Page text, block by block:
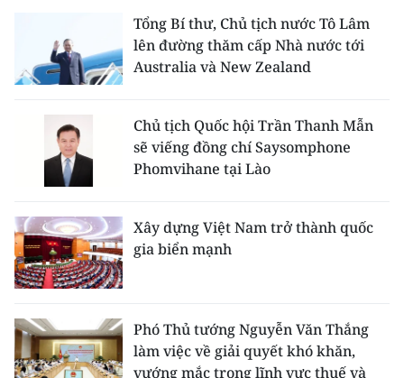
FRANÇAIS
РУССКИЙ
ESPAÑOL
Tổng Bí thư, Chủ tịch nước Tô Lâm
lên đường thăm cấp Nhà nước tới
Australia và New Zealand
Chủ tịch Quốc hội Trần Thanh Mẫn
sẽ viếng đồng chí Saysomphone
Phomvihane tại Lào
Xây dựng Việt Nam trở thành quốc
gia biển mạnh
Phó Thủ tướng Nguyễn Văn Thắng
làm việc về giải quyết khó khăn,
vướng mắc trong lĩnh vực thuế và